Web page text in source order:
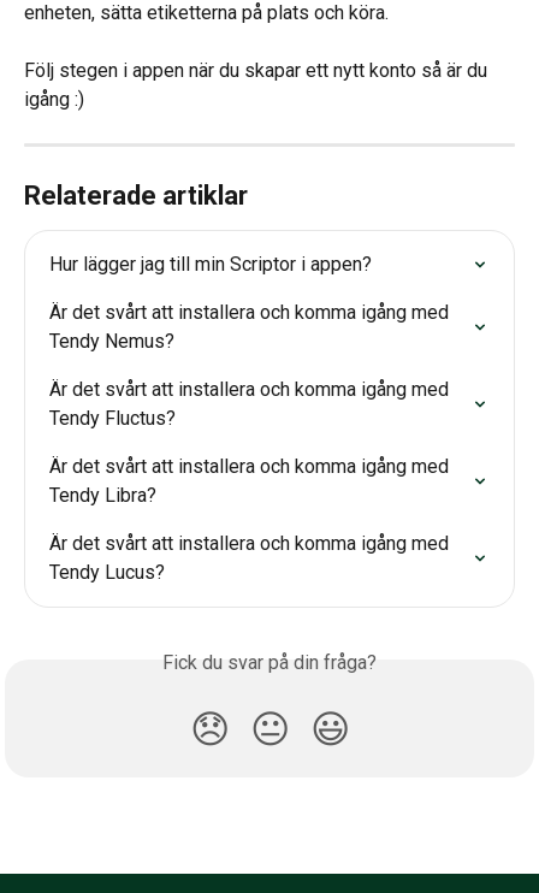
enheten, sätta etiketterna på plats och köra.
Följ stegen i appen när du skapar ett nytt konto så är du
igång :)
Relaterade artiklar
Hur lägger jag till min Scriptor i appen?
Är det svårt att installera och komma igång med
Tendy Nemus?
Är det svårt att installera och komma igång med
Tendy Fluctus?
Är det svårt att installera och komma igång med
Tendy Libra?
Är det svårt att installera och komma igång med
Tendy Lucus?
Fick du svar på din fråga?
😞 😐 😃